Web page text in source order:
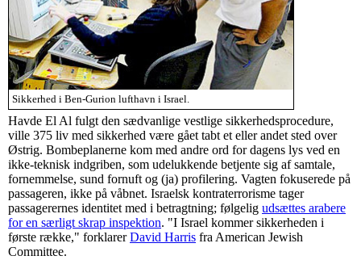
Sikkerhed i Ben-Gurion lufthavn i Israel.
Havde El Al fulgt den sædvanlige vestlige sikkerhedsprocedure,
ville 375 liv med sikkerhed være gået tabt et eller andet sted over
Østrig. Bombeplanerne kom med andre ord for dagens lys ved en
ikke-teknisk indgriben, som udelukkende betjente sig af samtale,
fornemmelse, sund fornuft og (ja) profilering. Vagten fokuserede på
passageren, ikke på våbnet. Israelsk kontraterrorisme tager
passagerernes identitet med i betragtning; følgelig udsættes arabere
for en særligt skrap inspektion. "I Israel kommer sikkerheden i
første række," forklarerDavid Harris fra American Jewish
Committee.